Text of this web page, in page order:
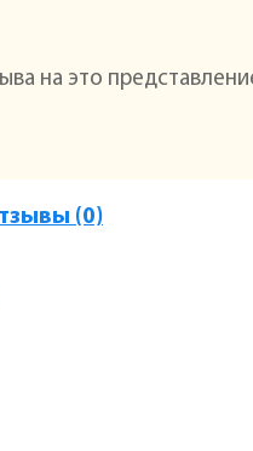
на это
(0)